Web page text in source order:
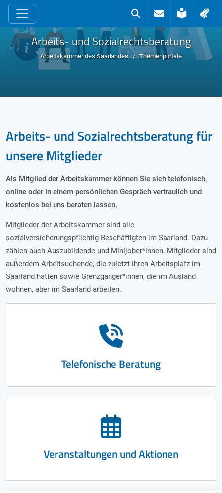
zum Inhalt
SucheKontakt
Leichte
Arbeits- und Sozialrechtsberatung
Arbeitskammer des Saarlandes Themenportale
Arbeits- und Sozialrechtsberatung für
unsere Mitglieder
Als Mitglied der Arbeitskammer können Sie sich telefonisch,
online oder in einem persönlichen Gespräch vertraulich und
kostenlos bei uns beraten lassen.
Mitglieder der Arbeitskammer sind alle
sozialversicherungspflichtig Beschäftigten im Saarland. Dazu
zählen auch Auszubildende und Minijober*innen. Mitglieder sind
außerdem Arbeitsuchende, die zuletzt ihren Arbeitsplatz im
Saarland hatten sowie Grenzgänger*innen, die im Ausland
wohnen, aber im Saarland arbeiten.
Telefonische Beratung
Veranstaltungen und Aktionen